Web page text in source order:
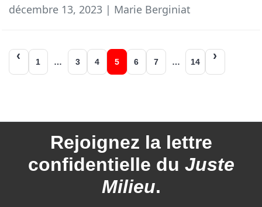
décembre 13, 2023 | Marie Berginiat
Navigation
des
1 … 3 4 5 6 7 … 14
Rejoignez la lettre
confidentielle du Juste
Milieu.